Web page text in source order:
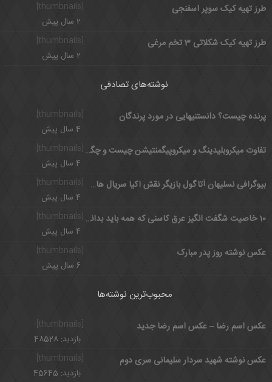
[thumbnails]
طرز تهیه کیک سوپر اسفنجی
2 سال پیش
طرز تهیه کیک شکلاتی 3 تخم مرغی
2 سال پیش
نوشته‌های تصادفی
[thumbnails] پرنده چیست؟ دانستنیهایی در مورد پرندگان
4 سال پیش
تفاوت میکروبلیدینگ و میکروپیگمنتیشن چیست و چگونه انجام می شود؟
4 سال پیش
[thumbnails]
بیوگرافی نسلیهان آتاگول بازیگر نقش اکیا سریال های ترکی+ اینستاگرام
4 سال پیش
10 خاصیت شگفت انگیز عرق کاسنی که همه باید بدانند
4 سال پیش
عکس نوشته روز پدر مبارک
6 سال پیش
محبوب‌ترین نوشته‌ها
عکس اسم رضا – عکس اسم رضا جدید
بازدید: 48528
[thumbnails]
عکس نوشته شهید سردار سلیمانی سری دوم
بازدید: 45645